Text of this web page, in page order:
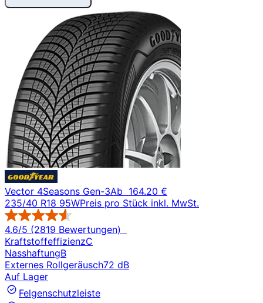
Vector 4Seasons Gen-3Ab 164.20 €
235/40 R18 95WPreis pro Stück inkl. MwSt.
4.6/5 (2819 Bewertungen)
KraftstoffeffizienzC
NasshaftungB
Externes Rollgeräusch72 dB
Auf Lager
Felgenschutzleiste